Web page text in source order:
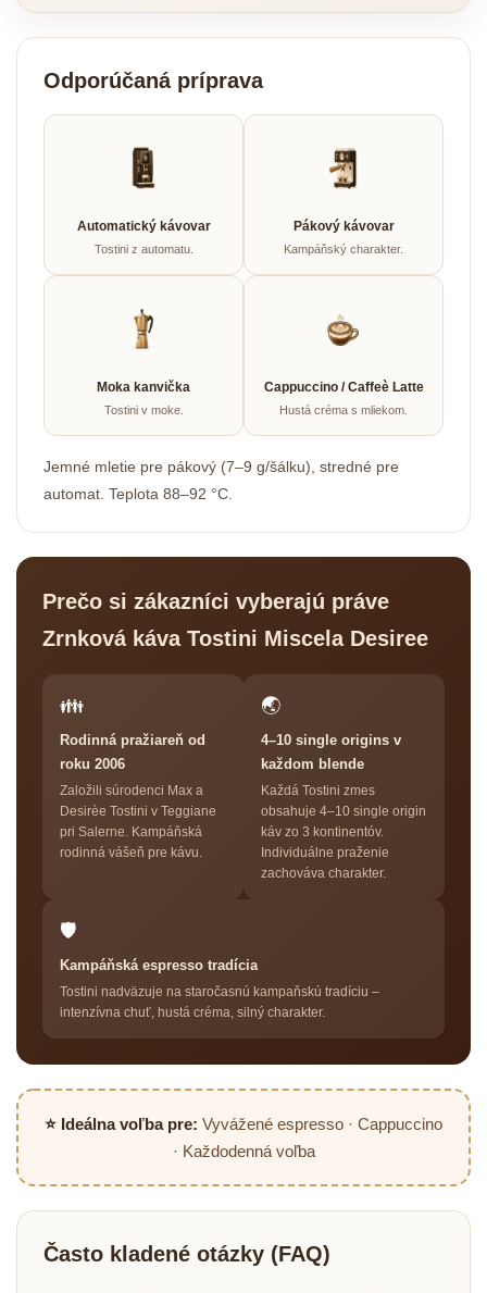
Odporúčaná príprava
Automatický kávovar
Tostini z automatu.
Pákový kávovar
Kampáňský charakter.
Moka kanvička
Tostini v moke.
Cappuccino / Caffeè Latte
Hustá créma s mliekom.
Jemné mletie pre pákový (7–9 g/šálku), stredné pre
automat. Teplota 88–92 °C.
Prečo si zákazníci vyberajú práve
Zrnková káva Tostini Miscela Desiree
👪
Rodinná pražiareň od
roku 2006
Založili súrodenci Max a
Desirèe Tostini v Teggiane
pri Salerne. Kampáňská
rodinná vášeň pre kávu.
🌏
4–10 single origins v
každom blende
Každá Tostini zmes
obsahuje 4–10 single origin
káv zo 3 kontinentóv.
Individuálne praženie
zachováva charakter.
🛡
Kampáňská espresso tradícia
Tostini nadväzuje na staročasnú kampaňskú tradíciu –
intenzívna chuť, hustá créma, silný charakter.
⭐ Ideálna voľba pre: Vyvážené espresso · Cappuccino
· Každodenná voľba
Často kladené otázky (FAQ)